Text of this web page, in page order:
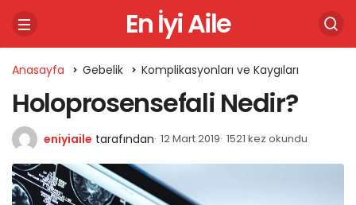
En İyi Aile
Anasayfa Gebelik Komplikasyonları ve Kaygıları
Holoprosensefali Nedir?
eniyiaile tarafından 12 Mart 2019 1521 kez okundu